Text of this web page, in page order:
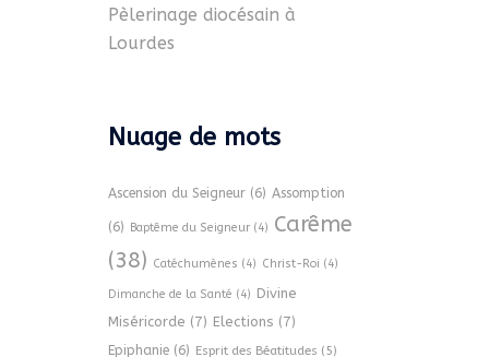
Pèlerinage diocésain à
Lourdes
Nuage de mots
Ascension du Seigneur(6) Assomption
(6) Baptême du Seigneur(4) Carême
(38) Catéchumènes (4) Christ-Roi (4)
Dimanche de la Santé (4) Divine
Miséricorde (7) Elections (7)
Epiphanie(6) Esprit des Béatitudes (5)